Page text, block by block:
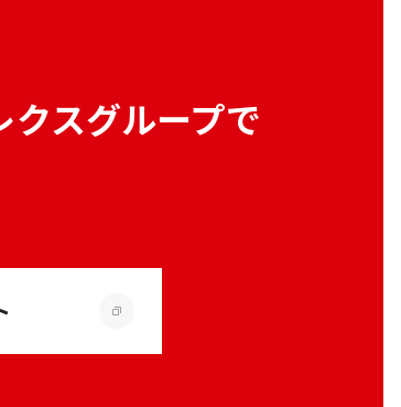
クスグループで